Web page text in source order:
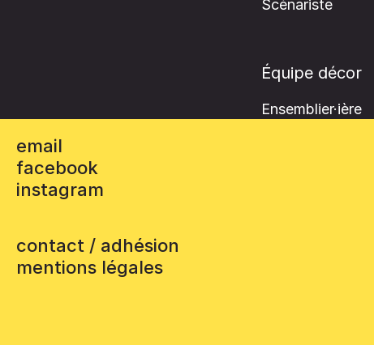
Scénariste
Équipe décor
Ensemblier·ière
email
facebook
instagram
contact / adhésion
mentions légales